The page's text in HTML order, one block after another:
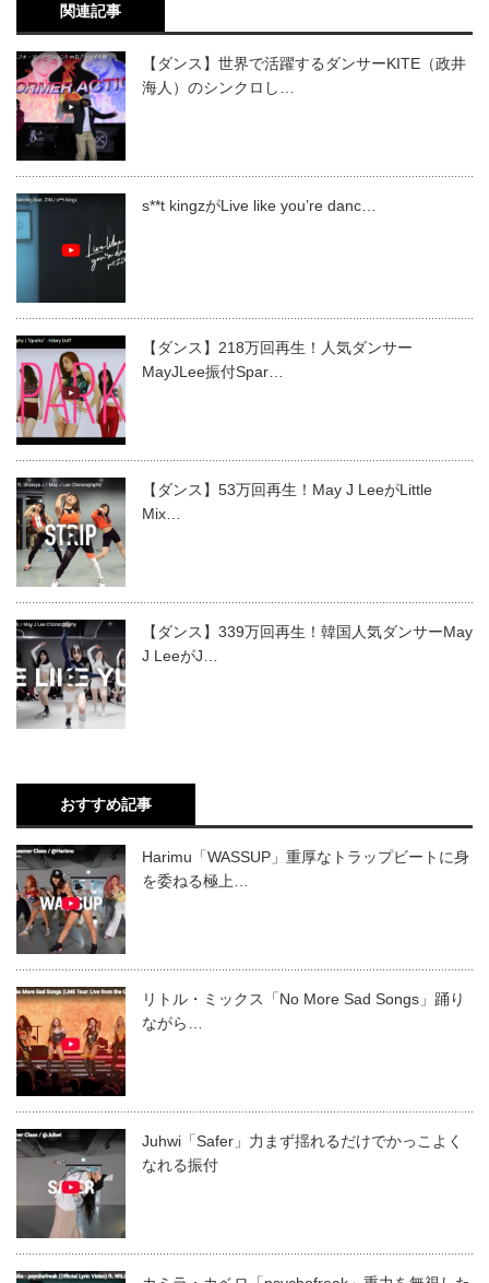
関連記事
【ダンス】世界で活躍するダンサーKITE（政井
海人）のシンクロし…
s**t kingzがLive like you’re danc…
【ダンス】218万回再生！人気ダンサー
MayJLee振付Spar…
【ダンス】53万回再生！May J LeeがLittle
Mix…
【ダンス】339万回再生！韓国人気ダンサーMay
J LeeがJ…
おすすめ記事
Harimu「WASSUP」重厚なトラップビートに身
を委ねる極上…
リトル・ミックス「No More Sad Songs」踊り
ながら…
Juhwi「Safer」力まず揺れるだけでかっこよく
なれる振付